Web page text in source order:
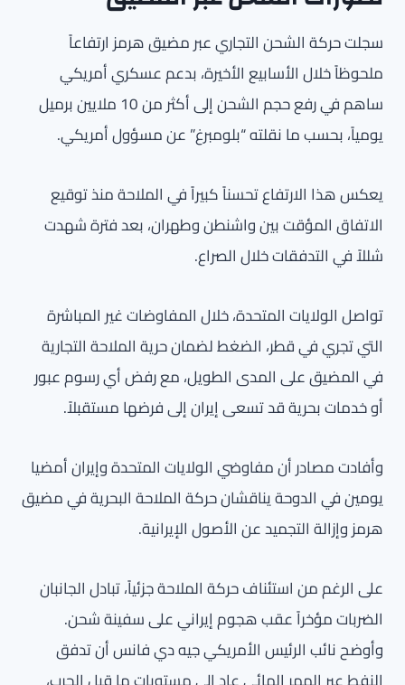
سجلت حركة الشحن التجاري عبر مضيق هرمز ارتفاعاً
ملحوظاً خلال الأسابيع الأخيرة، بدعم عسكري أمريكي
ساهم في رفع حجم الشحن إلى أكثر من 10 ملايين برميل
يومياً، بحسب ما نقلته “بلومبرغ” عن مسؤول أمريكي.
يعكس هذا الارتفاع تحسناً كبيراً في الملاحة منذ توقيع
الاتفاق المؤقت بين واشنطن وطهران، بعد فترة شهدت
شللاً في التدفقات خلال الصراع.
تواصل الولايات المتحدة، خلال المفاوضات غير المباشرة
التي تجري في قطر، الضغط لضمان حرية الملاحة التجارية
في المضيق على المدى الطويل، مع رفض أي رسوم عبور
أو خدمات بحرية قد تسعى إيران إلى فرضها مستقبلاً.
وأفادت مصادر أن مفاوضي الولايات المتحدة وإيران أمضيا
يومين في الدوحة يناقشان حركة الملاحة البحرية في مضيق
هرمز وإزالة التجميد عن الأصول الإيرانية.
على الرغم من استئناف حركة الملاحة جزئياً، تبادل الجانبان
الضربات مؤخراً عقب هجوم إيراني على سفينة شحن.
وأوضح نائب الرئيس الأمريكي جيه دي فانس أن تدفق